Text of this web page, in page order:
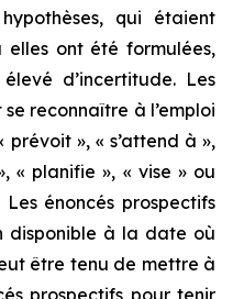
qui étaient
elles ont été formulées,
d’incertitude. Les
reconnaître à l’emploi
», « s’attend à »,
« planifie », « vise » ou
Les énoncés prospectifs
disponible à la date où
être tenu de mettre à